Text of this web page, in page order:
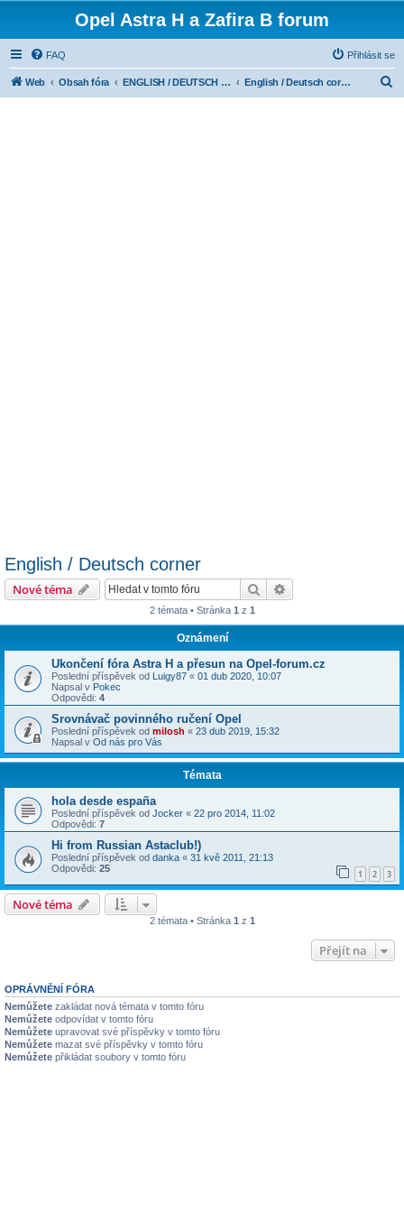
Opel Astra H a Zafira B forum
FAQ Přihlásit se
Web Obsah fóra ENGLISH / DEUTSCH CORNER English / Deutsch corner
English / Deutsch corner
Nové téma Hledat
2 témata • Stránka 1 z 1
Oznámení
Ukončení fóra Astra H a přesun na Opel-forum.cz
Poslední příspěvek od Luigy87 « 01 dub 2020, 10:07
Napsal v Pokec
Odpovědi: 4
Srovnávač povinného ručení Opel
Poslední příspěvek od milosh « 23 dub 2019, 15:32
Napsal v Od nás pro Vás
Témata
hola desde españa
Poslední příspěvek od Jocker « 22 pro 2014, 11:02
Odpovědi: 7
Hi from Russian Astaclub!)
Poslední příspěvek od danka « 31 kvě 2011, 21:13
Odpovědi: 25 1 2 3
Nové téma
2 témata • Stránka 1 z 1
Přejít na
OPRÁVNĚNÍ FÓRA
Nemůžete zakládat nová témata v tomto fóru
Nemůžete odpovídat v tomto fóru
Nemůžete upravovat své příspěvky v tomto fóru
Nemůžete mazat své příspěvky v tomto fóru
Nemůžete přikládat soubory v tomto fóru